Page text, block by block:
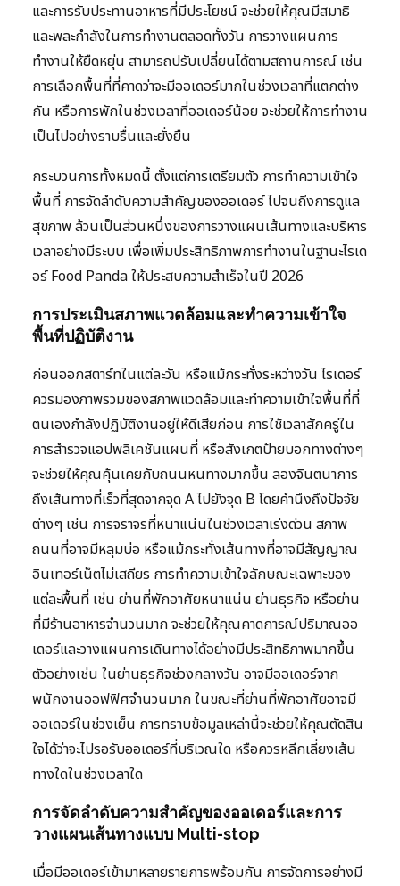
และการรับประทานอาหารที่มีประโยชน์ จะช่วยให้คุณมีสมาธิ
และพละกำลังในการทำงานตลอดทั้งวัน การวางแผนการ
ทำงานให้ยืดหยุ่น สามารถปรับเปลี่ยนได้ตามสถานการณ์ เช่น
การเลือกพื้นที่ที่คาดว่าจะมีออเดอร์มากในช่วงเวลาที่แตกต่าง
กัน หรือการพักในช่วงเวลาที่ออเดอร์น้อย จะช่วยให้การทำงาน
เป็นไปอย่างราบรื่นและยั่งยืน
กระบวนการทั้งหมดนี้ ตั้งแต่การเตรียมตัว การทำความเข้าใจ
พื้นที่ การจัดลำดับความสำคัญของออเดอร์ ไปจนถึงการดูแล
สุขภาพ ล้วนเป็นส่วนหนึ่งของการวางแผนเส้นทางและบริหาร
เวลาอย่างมีระบบ เพื่อเพิ่มประสิทธิภาพการทำงานในฐานะไรเด
อร์ Food Panda ให้ประสบความสำเร็จในปี 2026
การประเมินสภาพแวดล้อมและทำความเข้าใจ
พื้นที่ปฏิบัติงาน
ก่อนออกสตาร์ทในแต่ละวัน หรือแม้กระทั่งระหว่างวัน ไรเดอร์
ควรมองภาพรวมของสภาพแวดล้อมและทำความเข้าใจพื้นที่ที่
ตนเองกำลังปฏิบัติงานอยู่ให้ดีเสียก่อน การใช้เวลาสักครู่ใน
การสำรวจแอปพลิเคชันแผนที่ หรือสังเกตป้ายบอกทางต่างๆ
จะช่วยให้คุณคุ้นเคยกับถนนหนทางมากขึ้น ลองจินตนาการ
ถึงเส้นทางที่เร็วที่สุดจากจุด A ไปยังจุด B โดยคำนึงถึงปัจจัย
ต่างๆ เช่น การจราจรที่หนาแน่นในช่วงเวลาเร่งด่วน สภาพ
ถนนที่อาจมีหลุมบ่อ หรือแม้กระทั่งเส้นทางที่อาจมีสัญญาณ
อินเทอร์เน็ตไม่เสถียร การทำความเข้าใจลักษณะเฉพาะของ
แต่ละพื้นที่ เช่น ย่านที่พักอาศัยหนาแน่น ย่านธุรกิจ หรือย่าน
ที่มีร้านอาหารจำนวนมาก จะช่วยให้คุณคาดการณ์ปริมาณออ
เดอร์และวางแผนการเดินทางได้อย่างมีประสิทธิภาพมากขึ้น
ตัวอย่างเช่น ในย่านธุรกิจช่วงกลางวัน อาจมีออเดอร์จาก
พนักงานออฟฟิศจำนวนมาก ในขณะที่ย่านที่พักอาศัยอาจมี
ออเดอร์ในช่วงเย็น การทราบข้อมูลเหล่านี้จะช่วยให้คุณตัดสิน
ใจได้ว่าจะไปรอรับออเดอร์ที่บริเวณใด หรือควรหลีกเลี่ยงเส้น
ทางใดในช่วงเวลาใด
การจัดลำดับความสำคัญของออเดอร์และการ
วางแผนเส้นทางแบบ Multi-stop
เมื่อมีออเดอร์เข้ามาหลายรายการพร้อมกัน การจัดการอย่างมี